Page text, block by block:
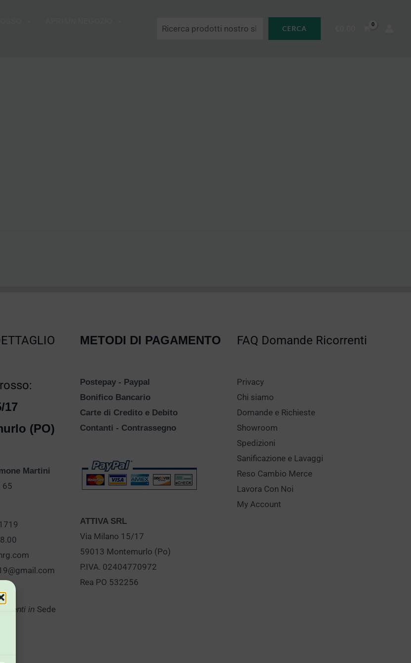
CERCA
17
(PO)
Martini
65
in Sede
METODI DI PAGAMENTO
Postepay - Paypal
Bonifico Bancario
Carte di Credito e Debito
Contanti - Contrassegno
ATTIVA SRL
Via Milano 15/17
59013 Montemurlo (Po)
P.IVA. 02404770972
Rea PO 532256
FAQ Domande Ricorrenti
Privacy
Chi siamo
Domande e Richieste
Showroom
Spedizioni
Sanificazione e Lavaggi
Reso Cambio Merce
Lavora Con Noi
My Account